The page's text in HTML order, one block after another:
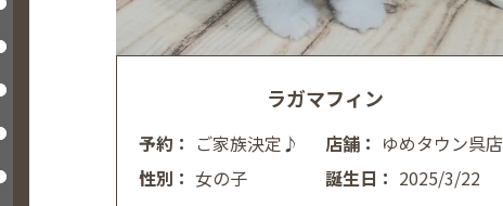
ラガマフィン
予約： ご家族決定♪ 店舗： ゆめタウン呉店
性別： 女の子 誕生日： 2025/3/22